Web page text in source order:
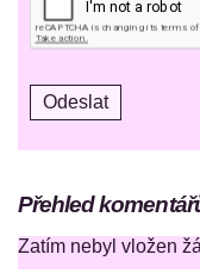
Přehled
Zatím nebyl vložen